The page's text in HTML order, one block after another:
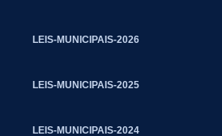
LEIS-MUNICIPAIS-2026
LEIS-MUNICIPAIS-2025
LEIS-MUNICIPAIS-2024